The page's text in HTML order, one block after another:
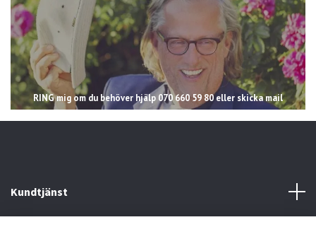
RING mig om du behöver hjälp 070 660 59 80 eller skicka mail
Kundtjänst